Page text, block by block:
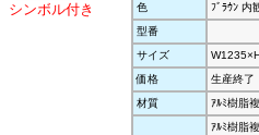
シンボル付き
色
ﾌﾞﾗｳﾝ 内
型番
サイズ
価格
生産終了
材質
ｱﾙﾐ樹脂
ｱﾙﾐ樹脂